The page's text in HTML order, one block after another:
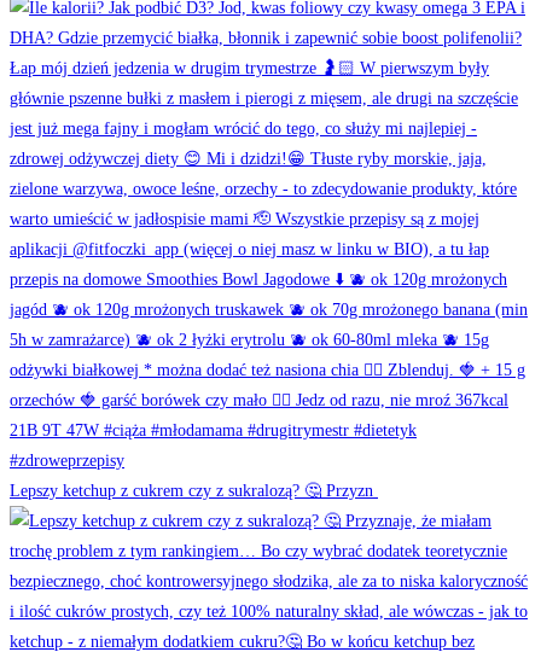
Lepszy ketchup z cukrem czy z sukralozą? 🤔 Przyzn